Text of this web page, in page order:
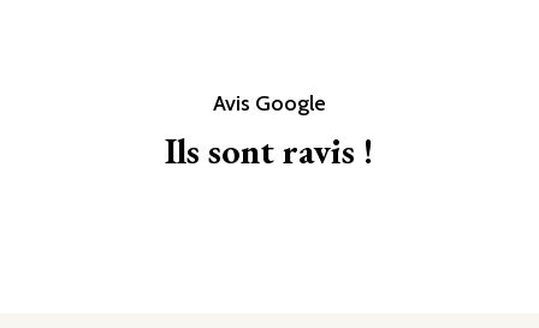
Avis Google
Ils sont ravis !